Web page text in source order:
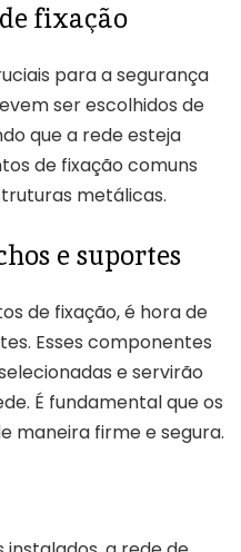
fixação
para a segurança
ser escolhidos de
que a rede esteja
de fixação comuns
metálicas.
e suportes
de fixação, é hora de
Esses componentes
e servirão
É fundamental que os
maneira firme e segura.